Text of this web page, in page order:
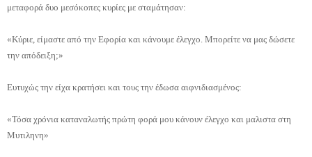
μεταφορά δυο μεσόκοπες κυρίες με σταμάτησαν:
«Κύριε, είμαστε από την Εφορία και κάνουμε έλεγχο. Μπορείτε να μας δώσετε
την απόδειξη;»
Ευτυχώς την είχα κρατήσει και τους την έδωσα αιφνιδιασμένος:
«Τόσα χρόνια καταναλωτής πρώτη φορά μου κάνουν έλεγχο και μαλιστα στη
Μυτιληνη»